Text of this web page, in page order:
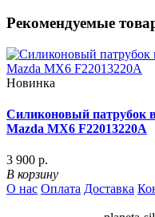
Рекомендуемые
Новинка
Силиконовый патрубок
Mazda MX6 F22013220A
3 900 р.
В корзину
О нас Оплата Доставка